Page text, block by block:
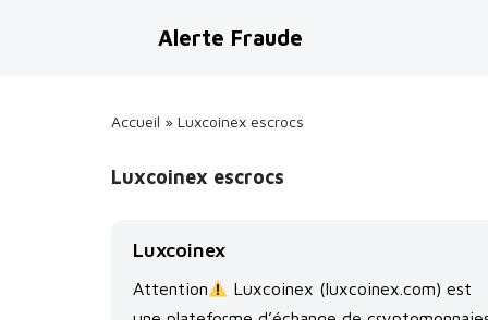
Alerte Fraude
Accueil » Luxcoinex escrocs
Luxcoinex escrocs
Luxcoinex
Attention
Luxcoinex (luxcoinex.com) est